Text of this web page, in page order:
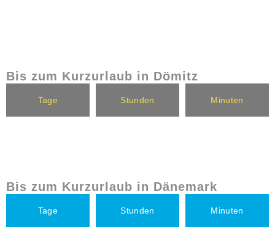
Bis zum Kurzurlaub in Dömitz
Tage Stunden Minuten
Bis zum Kurzurlaub in Dänemark
Tage Stunden Minuten